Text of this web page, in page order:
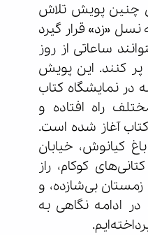
چنین پویش تلاش
نسل «زد» قرار گیرد
ساعاتی از روز
پر کنند. این پویش
نمایشگاه کتاب
راه افتاده و
اساس آن با محوریت 8 کتاب آغاز شده است.
کیانوش، خیابان
کوکام، راز
بی‌شازده، و
ادامه نگاهی به